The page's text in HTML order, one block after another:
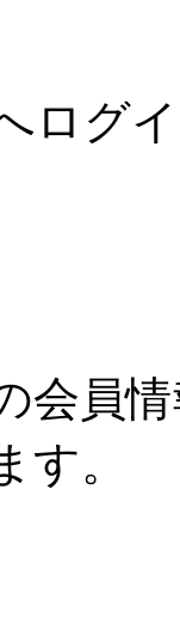
ログ
会員
す。